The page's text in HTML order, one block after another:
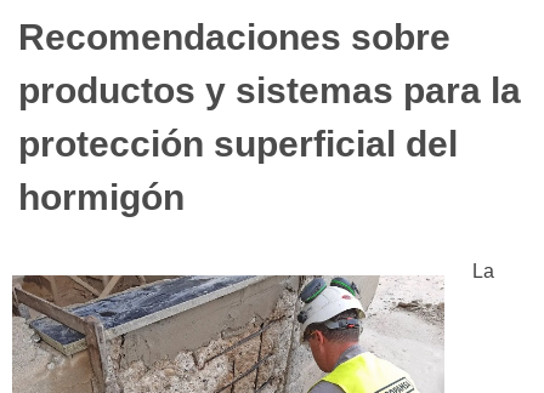
Recomendaciones sobre
productos y sistemas para la
protección superficial del
hormigón
La